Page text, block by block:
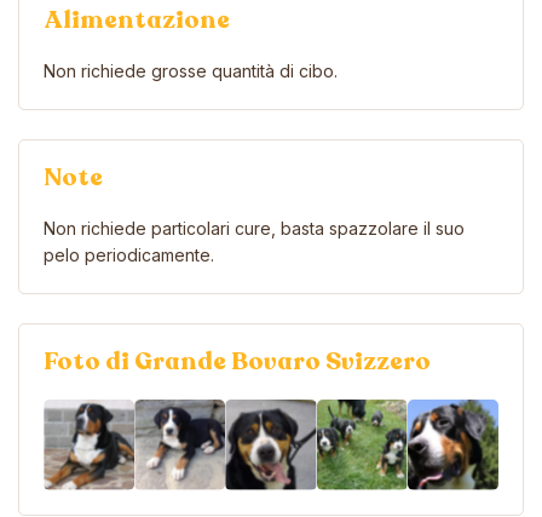
Alimentazione
Non richiede grosse quantità di cibo.
Note
Non richiede particolari cure, basta spazzolare il suo
pelo periodicamente.
Foto di Grande Bovaro Svizzero